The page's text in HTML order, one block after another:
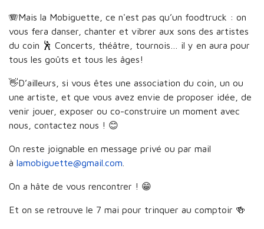
🪗Mais la Mobiguette, ce n'est pas qu’un foodtruck : on
vous fera danser, chanter et vibrer aux sons des artistes
du coin 🕺 Concerts, théâtre, tournois… il y en aura pour
tous les goûts et tous les âges!
👋D’ailleurs, si vous êtes une association du coin, un ou
une artiste, et que vous avez envie de proposer idée, de
venir jouer, exposer ou co-construire un moment avec
nous, contactez nous ! 😊
On reste joignable en message privé ou par mail
à lamobiguette@gmail.com
On a hâte de vous rencontrer ! 😁
Et on se retrouve le 7 mai pour trinquer au comptoir 🍻